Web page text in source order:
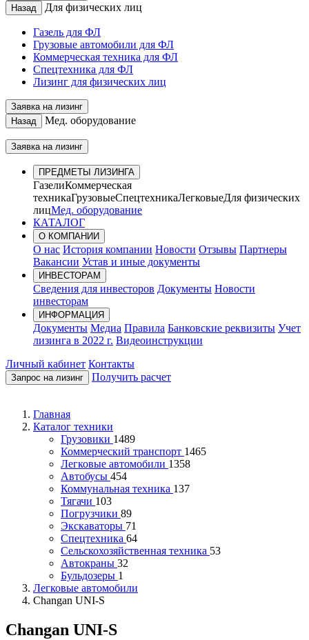
Назад
Для физических лиц
Газель для ФЛ
Грузовые автомобили для ФЛ
Коммерческая техника для ФЛ
Спецтехника для ФЛ
Лизинг для физических лиц
Заявка на лизинг
Назад
Мед. оборудование
Заявка на лизинг
ПРЕДМЕТЫ ЛИЗИНГА
ГазелиКоммерческая
техникаГрузовыеСпецтехникаЛегковыеДля физических
лицМед. оборудование
КАТАЛОГ
О КОМПАНИИ
О нас История компании Новости Отзывы Партнеры
Вакансии Устав и иные документы
ИНВЕСТОРАМ
Сведения для инвесторов Документы Новости
инвесторам
ИНФОРМАЦИЯ
Документы Медиа Правила Банковские реквизиты Учет
лизинга в 2022 г. Видеоинструкции
Личный кабинет Контакты
Запрос на лизинг Получить расчет
Главная
Каталог техники
Грузовики 1489
Коммерческий транспорт 1465
Легковые автомобили 1358
Автобусы 454
Коммунальная техника 137
Тягачи 103
Погрузчики 89
Экскаваторы 71
Спецтехника 64
Сельскохозяйственная техника 53
Автокраны 32
Бульдозеры 1
Легковые автомобили
Changan UNI-S
Changan UNI-S